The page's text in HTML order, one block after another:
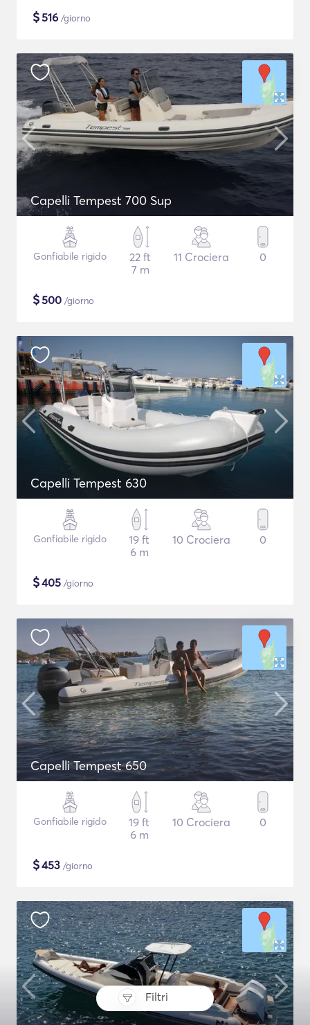
Filtri
$516 /giorno
Capelli Tempest 700 Sup
Gonfiabile rigido
22 ft
7 m
11 Crociera 0
$500 /giorno
Capelli Tempest 630
Gonfiabile rigido
19 ft
6 m
10 Crociera 0
$405 /giorno
Capelli Tempest 650
Gonfiabile rigido
19 ft
6 m
10 Crociera 0
$453 /giorno